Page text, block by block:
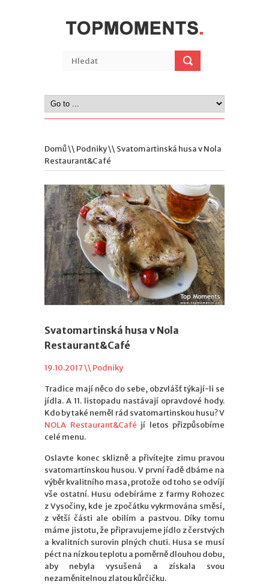
Domů\\ Podniky\\ Svatomartinská husa v Nola
Restaurant&Café
Svatomartinská husa v Nola
Restaurant&Café
19.10.2017 \\ Podniky
Tradice mají něco do sebe, obzvlášť týkají-li se
jídla. A 11. listopadu nastávají opravdové hody.
Kdo by také neměl rád svatomartinskou husu? V
NOLA Restaurant&Café jí letos přizpůsobíme
celé menu.
Oslavte konec sklizně a přivítejte zimu pravou
svatomartinskou husou. V první řadě dbáme na
výběr kvalitního masa, protože od toho se odvíjí
vše ostatní. Husu odebíráme z farmy Rohozec
z Vysočiny, kde je zpočátku vykrmována směsí,
z větší části ale obilím a pastvou. Díky tomu
máme jistotu, že připravujeme jídlo z čerstvých
a kvalitních surovin plných chuti. Husa se musí
péct na nízkou teplotu a poměrně dlouhou dobu,
aby nebyla vysušená a získala svou
nezaměnitelnou zlatou kůrčičku.